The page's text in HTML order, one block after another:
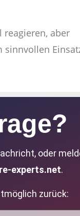
reagieren, aber
oder
experts.net.
zurück: